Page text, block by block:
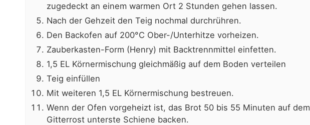
zugedeckt an einem warmen Ort 2 Stunden gehen lassen.
Nach der Gehzeit den Teig nochmal durchrühren.
Den Backofen auf 200°C Ober-/Unterhitze vorheizen.
Zauberkasten-Form (Henry) mit Backtrennmittel einfetten.
1,5 EL Körnermischung gleichmäßig auf dem Boden verteilen
Teig einfüllen
Mit weiteren 1,5 EL Körnermischung bestreuen.
Wenn der Ofen vorgeheizt ist, das Brot 50 bis 55 Minuten auf dem
Gitterrost unterste Schiene backen.